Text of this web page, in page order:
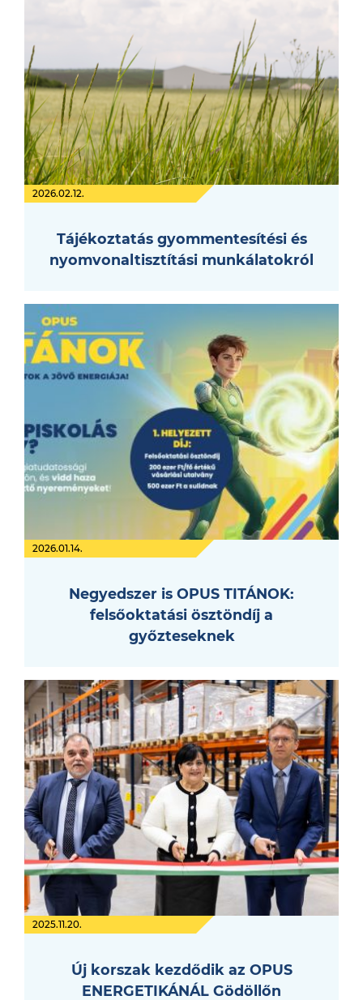
2026.02.12.
Tájékoztatás gyommentesítési és
nyomvonaltisztítási munkálatokról
2026.01.14.
Negyedszer is OPUS TITÁNOK:
felsőoktatási ösztöndíj a
győzteseknek
2025.11.20.
Új korszak kezdődik az OPUS
ENERGETIKÁNÁL Gödöllőn